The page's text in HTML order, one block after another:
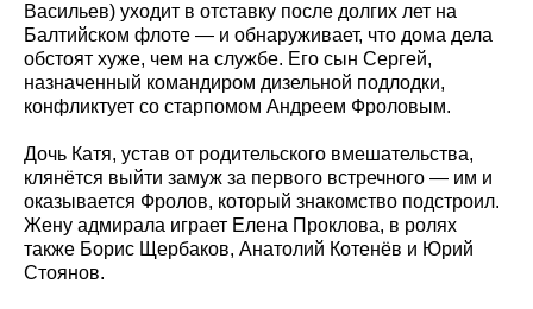
Васильев) уходит в отставку после долгих лет на
Балтийском флоте — и обнаруживает, что дома дела
обстоят хуже, чем на службе. Его сын Сергей,
назначенный командиром дизельной подлодки,
конфликтует со старпомом Андреем Фроловым.
Дочь Катя, устав от родительского вмешательства,
клянётся выйти замуж за первого встречного — им и
оказывается Фролов, который знакомство подстроил.
Жену адмирала играет Елена Проклова, в ролях
также Борис Щербаков, Анатолий Котенёв и Юрий
Стоянов.